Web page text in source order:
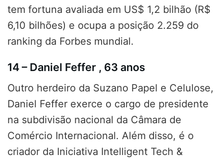
tem fortuna avaliada em US$ 1,2 bilhão (R$
6,10 bilhões) e ocupa a posição 2.259 do
ranking da Forbes mundial.
14 – Daniel Feffer , 63 anos
Outro herdeiro da Suzano Papel e Celulose,
Daniel Feffer exerce o cargo de presidente
na subdivisão nacional da Câmara de
Comércio Internacional. Além disso, é o
criador da Iniciativa Intelligent Tech &